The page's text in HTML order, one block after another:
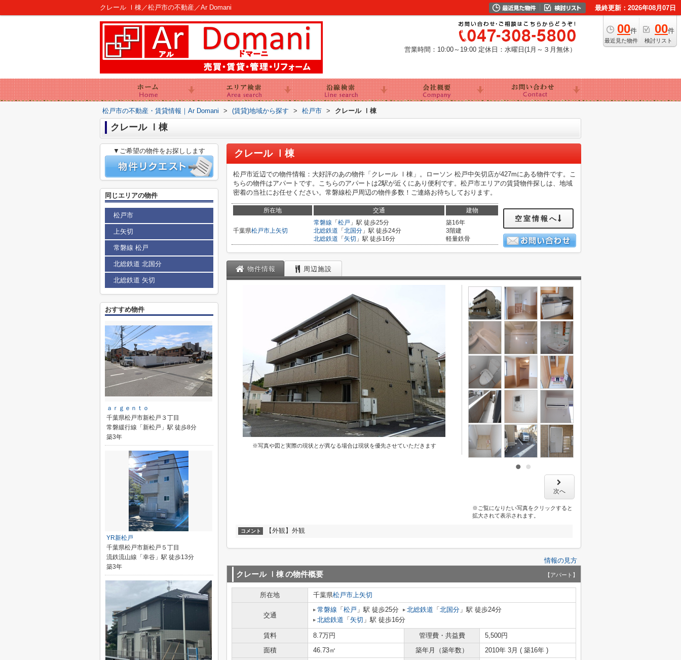
クレール Ⅰ棟／松戸市の不動産／Ar Domani 最終更新：2026年08月07日
00件
最近見た物件
00件
検討リスト
営業時間：10:00～19:00 定休日：水曜日(1月～３月無休）
松戸市の不動産・賃貸情報｜Ar Domani > (賃貸)地域から探す > 松戸市 > クレール Ⅰ棟
クレール Ⅰ棟
クレール Ⅰ棟
松戸市近辺での物件情報：大好評のあの物件「クレール Ⅰ棟」。ローソン 松戸中矢切店が427mにある物件です。こ
ちらの物件はアパートです。こちらのアパートは2駅が近くにあり便利です。松戸市エリアの賃貸物件探しは、地域
密着の当社にお任せください。常磐線松戸周辺の物件多数！ご連絡お待ちしております。
所在地 交通 建物
千葉県松戸市上矢切
常磐線 「 松戸 」駅 徒歩25分
北総鉄道 「 北国分 」駅 徒歩24分
北総鉄道 「 矢切 」駅 徒歩16分
築16年
3階建
軽量鉄骨
空室情報へ
物件情報 周辺施設
※写真や図と実際の現状とが異なる場合は現状を優先させていただきます
次へ
※ご覧になりたい写真をクリックすると
拡大されて表示されます。
コメント 【外観】外観
情報の見方
クレール Ⅰ棟の物件概要 【アパート】
所在地 千葉県松戸市上矢切
交通
常磐線 「 松戸 」駅 徒歩25分 北総鉄道 「 北国分 」駅 徒歩24分
北総鉄道 「 矢切 」駅 徒歩16分
賃料 8.7万円 管理費・共益費
5,500円
面積
46.73㎡ 築年月（築年数）
2010年 3月 ( 築16年 )
▼ご希望の物件をお探しします
同じエリアの物件
松戸市
上矢切
常磐線 松戸
北総鉄道 北国分
北総鉄道 矢切
おすすめ物件
ａｒｇｅｎｔｏ
千葉県松戸市新松戸３丁目
常磐緩行線「新松戸」駅 徒歩8分
築3年
YR新松戸
千葉県松戸市新松戸５丁目
流鉄流山線「幸谷」駅 徒歩13分
築3年